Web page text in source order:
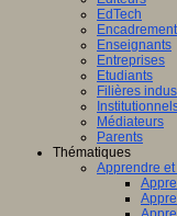
EdTech
Encadrement
Enseignants
Entreprises
Etudiants
Filières
Médiateurs
Parents
Thématiques
Apprendre